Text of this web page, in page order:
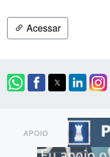
Acessar
APOIO